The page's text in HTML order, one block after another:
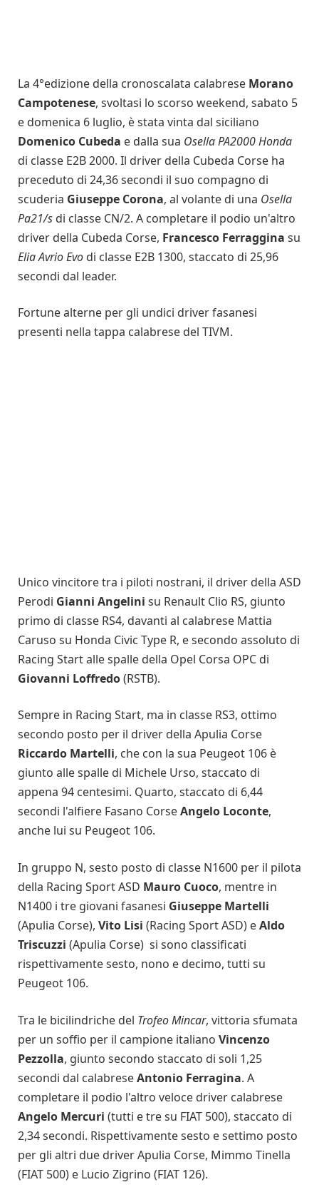
La 4°edizione della cronoscalata calabrese Morano
Campotenese, svoltasi lo scorso weekend, sabato 5
e domenica 6 luglio, è stata vinta dal siciliano
Domenico Cubeda e dalla sua Osella PA2000 Honda
di classe E2B 2000. Il driver della Cubeda Corse ha
preceduto di 24,36 secondi il suo compagno di
scuderia Giuseppe Corona, al volante di una Osella
Pa21/s di classe CN/2. A completare il podio un'altro
driver della Cubeda Corse, Francesco Ferraggina su
Elia Avrio Evo di classe E2B 1300, staccato di 25,96
secondi dal leader.
Fortune alterne per gli undici driver fasanesi
presenti nella tappa calabrese del TIVM.
Unico vincitore tra i piloti nostrani, il driver della ASD
Perodi Gianni Angelini su Renault Clio RS, giunto
primo di classe RS4, davanti al calabrese Mattia
Caruso su Honda Civic Type R, e secondo assoluto di
Racing Start alle spalle della Opel Corsa OPC di
Giovanni Loffredo(RSTB).
Sempre in Racing Start, ma in classe RS3, ottimo
secondo posto per il driver della Apulia Corse
Riccardo Martelli, che con la sua Peugeot 106 è
giunto alle spalle di Michele Urso, staccato di
appena 94 centesimi. Quarto, staccato di 6,44
secondi l'alfiere Fasano CorseAngelo Loconte,
anche lui su Peugeot 106.
In gruppo N, sesto posto di classe N1600 per il pilota
della Racing Sport ASD Mauro Cuoco, mentre in
N1400 i tre giovani fasanesi Giuseppe Martelli
(Apulia Corse), Vito Lisi (Racing Sport ASD) eAldo
Triscuzzi (Apulia Corse) si sono classificati
rispettivamente sesto, nono e decimo, tutti su
Peugeot 106.
Tra le bicilindriche del Trofeo Mincar, vittoria sfumata
per un soffio per il campione italiano Vincenzo
Pezzolla, giunto secondo staccato di soli 1,25
secondi dal calabreseAntonio Ferragina. A
completare il podio l'altro veloce driver calabrese
Angelo Mercuri (tutti e tre su FIAT 500), staccato di
2,34 secondi. Rispettivamente sesto e settimo posto
per gli altri due driver Apulia Corse, Mimmo Tinella
(FIAT 500) e Lucio Zigrino (FIAT 126).